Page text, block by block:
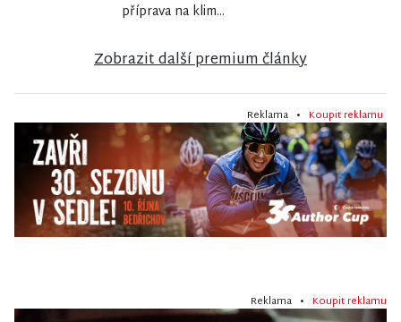
příprava na klim...
Zobrazit další premium články
Reklama • Koupit reklamu
Reklama • Koupit reklamu